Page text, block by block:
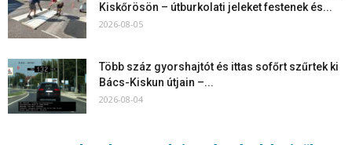
Kiskőrösön – útburkolati jeleket festenek és...
2026-08-05
Több száz gyorshajtót és ittas sofőrt szűrtek ki
Bács-Kiskun útjain –...
2026-08-04
Elektronikus nyugtaadat-szolgáltatás: négy